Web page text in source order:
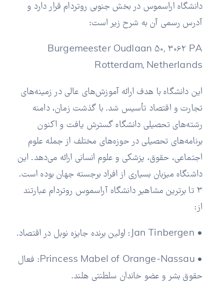
دانشگاه اراسموس در بخش جنوبی روتردام قرار دارد و
آدرس رسمی آن به شرح زیر است:
Burgemeester Oudlaan 50, 3062 PA
Rotterdam, Netherlands
این دانشگاه با هدف ارائه آموزش‌های عالی در زمینه‌های
تجارت و اقتصاد تأسیس شد. با گذشت زمان، دامنه
رشته‌های تحصیلی دانشگاه گسترش یافت و اکنون
برنامه‌های تحصیلی در حوزه‌های مختلف از جمله علوم
اجتماعی، حقوق، پزشکی و علوم انسانی ارائه می‌دهد. این
داشنگاه میزبان بسیاری از افراد برجسته جهان بوده است.
3 تا برترین مشاهیر دانشگاه آراسموس روتردام عبارتند
از:
• Jan Tinbergen: اولین برنده جایزه نوبل در اقتصاد.
• Princess Mabel of Orange-Nassau: فعال
حقوق بشر و عضو خاندان سلطنتی هلند.